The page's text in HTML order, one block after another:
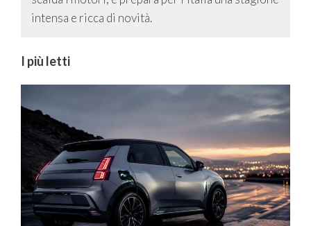
intensa e ricca di novità.
I più letti